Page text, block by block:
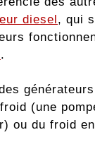
diesel, qui
.
(une
ou du froid